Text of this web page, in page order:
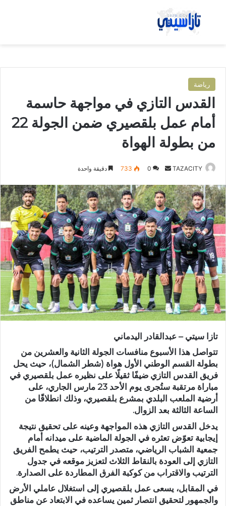
بحث عن
رياضة
القدس التازي في مواجهة حاسمة
أمام عمل بلقصيري ضمن الجولة 22
من بطولة الهواة
TAZACITY
س
ل
ب
ر
ي
د
ا
إ
ل
ك
ت
و
ن
ي
ا
0
733 دقيقة واحدة
تازا سيتي – عبدالقادر اليدماني
تتواصل هذا الأسبوع منافسات الجولة الثانية والعشرين من
بطولة القسم الوطني الأول هواة (شطر الشمال)، حيث يحل
فريق القدس التازي ضيفًا ثقيلًا على نظيره عمل بلقصيري في
مباراة مرتقبة ستُجرى يوم الأحد 23 مارس الجاري، على
أرضية الملعب البلدي بمشرع بلقصيري، وذلك انطلاقًا من
الساعة الثالثة بعد الزوال.
يدخل القدس التازي هذه المواجهة وعينه على تحقيق نتيجة
إيجابية تعوّض تعثره في الجولة الماضية على ميدانه أمام
جمعية الشباب الرياضي، متصدر الترتيب، حيث يطمح الفريق
التازي إلى العودة بالنقاط الثلاث لتعزيز موقعه في جدول
الترتيب والاقتراب من كوكبة الفرق المطاردة على الصدارة.
في المقابل، يسعى عمل بلقصيري إلى استغلال عاملي الأرض
والجمهور لتحقيق انتصار ثمين يساعده في الابتعاد عن مناطق